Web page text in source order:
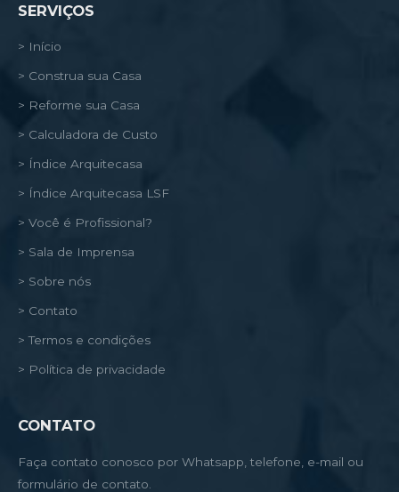
SERVIÇOS
> Início
> Construa sua Casa
> Reforme sua Casa
> Calculadora de Custo
> Índice Arquitecasa
> Índice Arquitecasa LSF
> Você é Profissional?
> Sala de Imprensa
> Sobre nós
> Contato
> Termos e condições
> Política de privacidade
CONTATO
Faça contato conosco por Whatsapp, telefone, e-mail ou
formulário de contato.